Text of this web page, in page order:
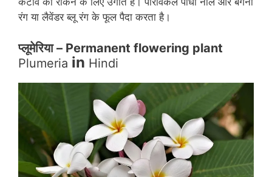
रंग या लैवेंडर ब्लू रंग के फूल पैदा करता है।
प्लूमेरिया – Permanent flowering plant
Plumeria in Hindi